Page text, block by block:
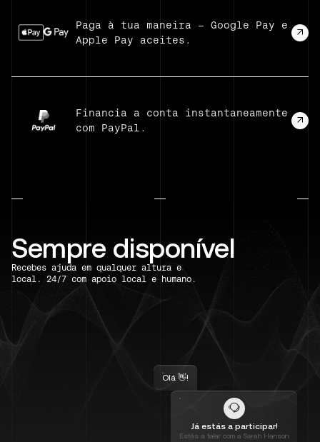
Paga à tua maneira — Google Pay e
Apple Pay aceites.
Financia a conta instantaneamente
com PayPal.
Sempre disponível
Recebes ajuda em qualquer altura e
local. 24/7 com apoio local e humano.
Olá 👋!
Já estás a participar!
Estás a falar com a Sarah Hanson